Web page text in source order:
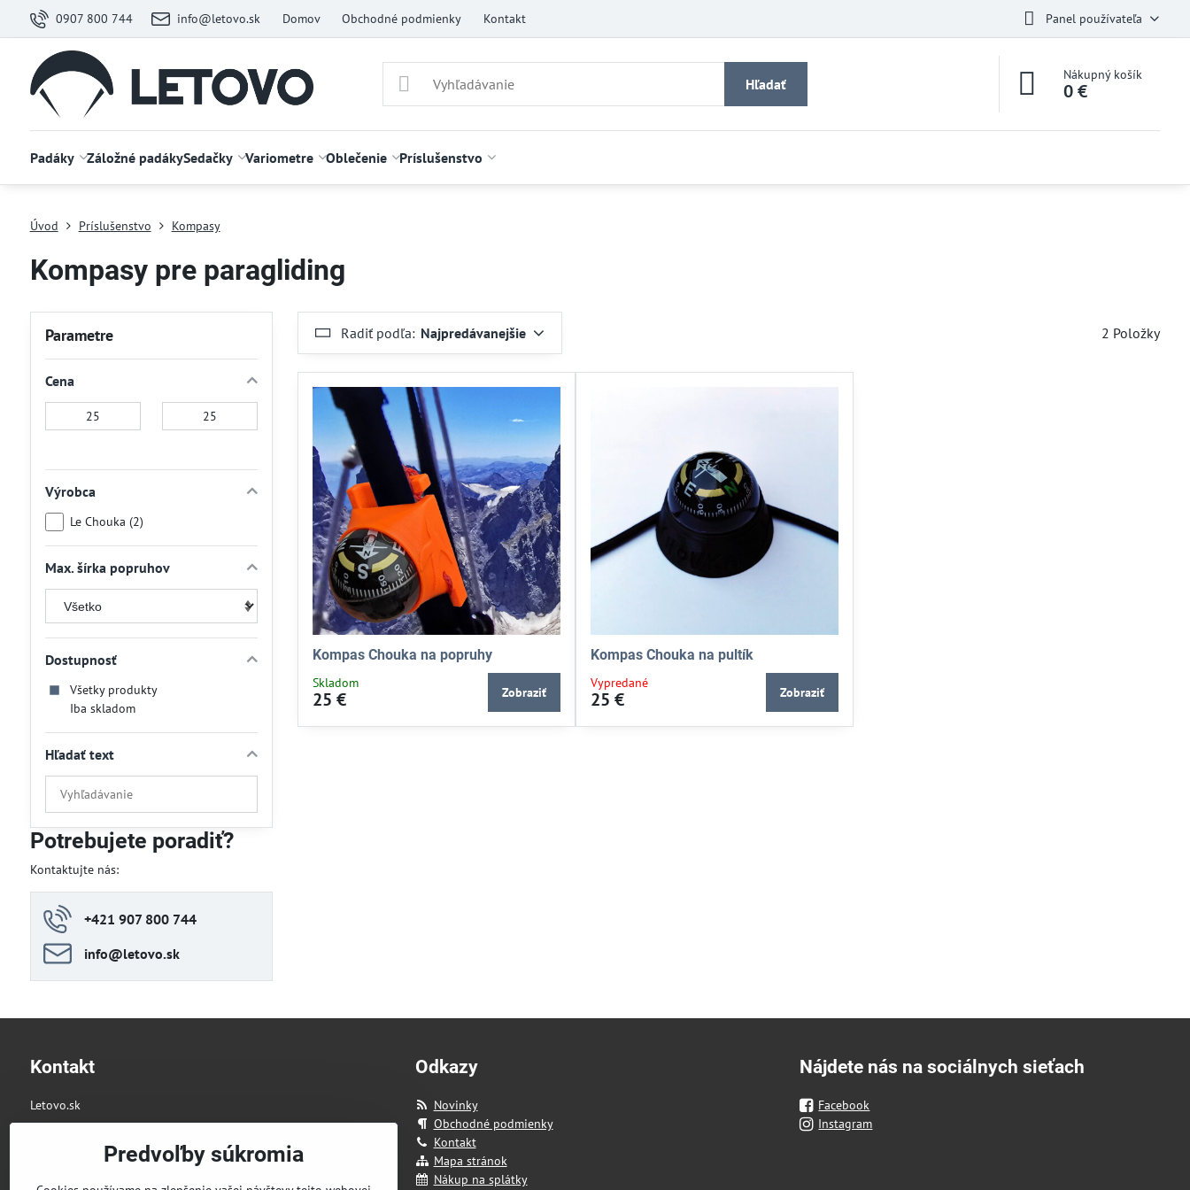
0907 800 744 info@letovo.sk Domov Obchodné podmienky Kontakt Panel používateľa
Hľadať
Nákupný košík
0 €
Padáky Záložné padákySedačky Variometre Oblečenie Príslušenstvo
Úvod Príslušenstvo Kompasy
Kompasy pre paragliding
Radiť podľa: Najpredávanejšie 2 Položky
Kompas Chouka na popruhy
Skladom
25 € Zobraziť
Kompas Chouka na pultík
Vypredané
25 € Zobraziť
Parametre
Cena
Výrobca
Le Chouka (2)
Max. šírka popruhov
Dostupnosť
Všetky produkty
Iba skladom
Hľadať text
Prehľadať
výsledky
filtra
fulltextom
Potrebujete poradiť?
Kontaktujte nás:
+421 907 800 744
info​@letovo​.sk
Kontakt
Letovo.sk
+421 907 800 744
Odkazy
Novinky
Obchodné podmienky
Kontakt
Mapa stránok
Nákup na splátky
Nájdete nás na sociálnych sieťach
Facebook
Instagram
Predvoľby súkromia